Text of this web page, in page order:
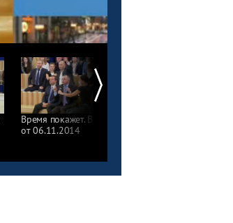
Время покажет. Выпуск
от 06.11.2014